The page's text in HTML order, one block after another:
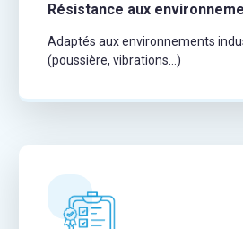
Résistance aux
Adaptés aux environnements
(poussière, vibrations…)